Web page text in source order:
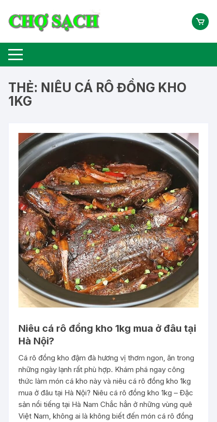
THẺ: NIÊU CÁ RÔ ĐỒNG KHO
1KG
Niêu cá rô đồng kho 1kg mua ở đâu tại
Hà Nội?
Cá rô đồng kho đậm đà hương vị thơm ngon, ăn trong
những ngày lạnh rất phù hợp. Khám phá ngay công
thức làm món cá kho này và niêu cá rô đồng kho 1kg
mua ở đâu tại Hà Nội? Niêu cá rô đồng kho 1kg – Đặc
sản nổi tiếng tại Hà Nam Chắc hẳn ở những vùng quê
Việt Nam, không ai là không biết đến món cá rô đồng